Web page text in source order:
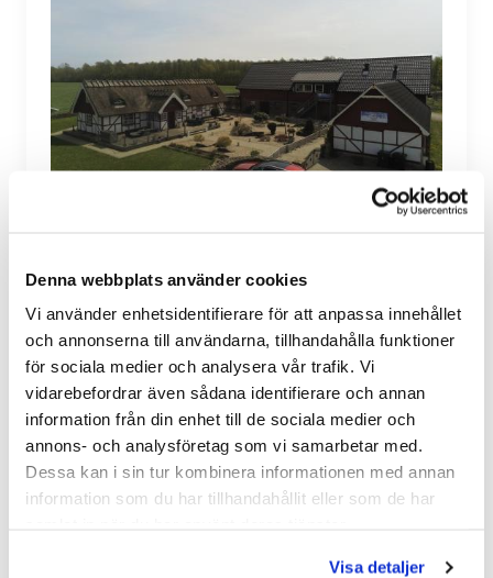
Denna webbplats använder cookies
Vi använder enhetsidentifierare för att anpassa innehållet
och annonserna till användarna, tillhandahålla funktioner
för sociala medier och analysera vår trafik. Vi
vidarebefordrar även sådana identifierare och annan
information från din enhet till de sociala medier och
annons- och analysföretag som vi samarbetar med.
Dessa kan i sin tur kombinera informationen med annan
information som du har tillhandahållit eller som de har
Visa detaljer